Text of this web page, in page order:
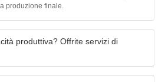
produttiva? Offrite servizi di
sono ecologici? Come si